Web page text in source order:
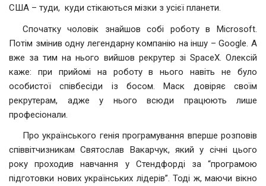
США – туди, куди стікаються мізки з усієї планети.
Спочатку чоловік знайшов собі роботу в Microsoft.
Потім змінив одну легендарну компанію на іншу – Google. А
вже за тим на нього вийшов рекрутер зі SpaceX. Олексій
каже: при прийомі на роботу в нього навіть не було
особистої співбесіди із босом. Маск довіряє своїм
рекрутерам, адже у нього всюди працюють лише
професіонали.
Про українського генія програмування вперше розповів
співвітчизникам Святослав Вакарчук, який у січні цього
року проходив навчання у Стендфорді за “програмою
підготовки нових українських лідерів”. Тоді ж, маючи вікно